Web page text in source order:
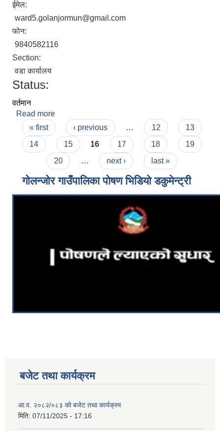
ईमेल:
ward5.golanjormun@gmail.com
फोन:
9840582116
Section:
वडा कार्यालय
Status:
वर्तमान
Read more
Pages
« first ‹ previous … 12
13
14
15 16 17 18
19
20
… next › last »
गोलन्जोर गाउँपालिका पोषण भिडियो डकुमेन्ट्री
बजेट तथा कार्यक्रम
आ.व. २०८२/०८३ को बजेट तथा कार्यक्रम
मिति: 07/11/2025 - 17:16